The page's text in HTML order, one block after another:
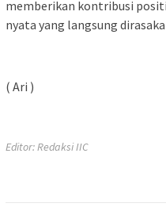
memberikan kontribusi
nyata yang langsung
( Ari )
Editor: Redaksi IIC